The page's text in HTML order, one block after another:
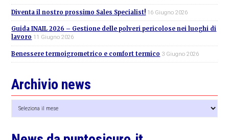
Diventa il nostro prossimo Sales Specialist! 16 Giugno 2026
Guida INAIL 2026 – Gestione delle polveri pericolose nei luoghi di
lavoro 11 Giugno 2026
Benessere termoigrometrico e comfort termico 3 Giugno 2026
Archivio news
news